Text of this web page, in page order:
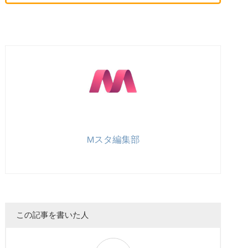
Mスタ編集部
この記事を書いた人